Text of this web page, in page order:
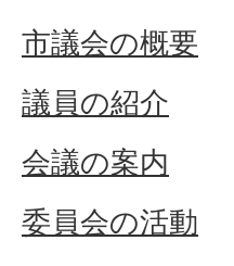
市議会の概要
議員の紹介
会議の案内
委員会の活動